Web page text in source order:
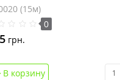
(15м)
0
грн.
В корзину